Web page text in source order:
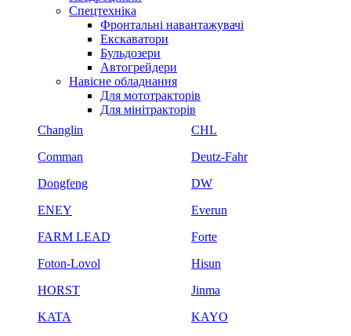
Спецтехніка
Фронтальні навантажувачі
Екскаватори
Бульдозери
Автогрейдери
Навісне обладнання
Для мототракторів
Для мінітракторів
Changlin
CHL
Comman
Deutz-Fahr
Dongfeng
DW
ENEY
Everun
FARM LEAD
Forte
Foton-Lovol
Hisun
HORST
Jinma
KATA
KAYO